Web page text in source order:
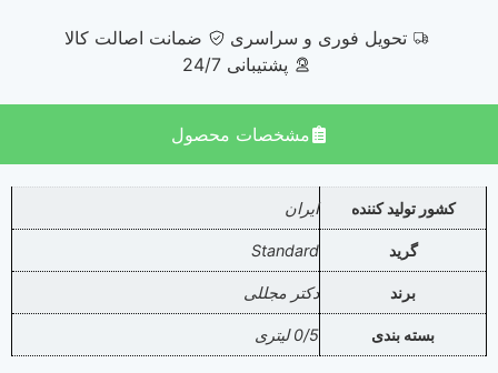
تحویل فوری و سراسری
ضمانت اصالت کالا
پشتیبانی 24/7
مشخصات محصول
کشور تولید کننده ایران
گرید Standard
برند دکتر مجللی
بسته بندی 0/5 لیتری